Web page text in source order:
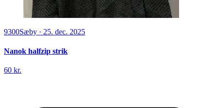
9300Sæby · 25. dec. 2025
Nanok halfzip strik
60 kr.